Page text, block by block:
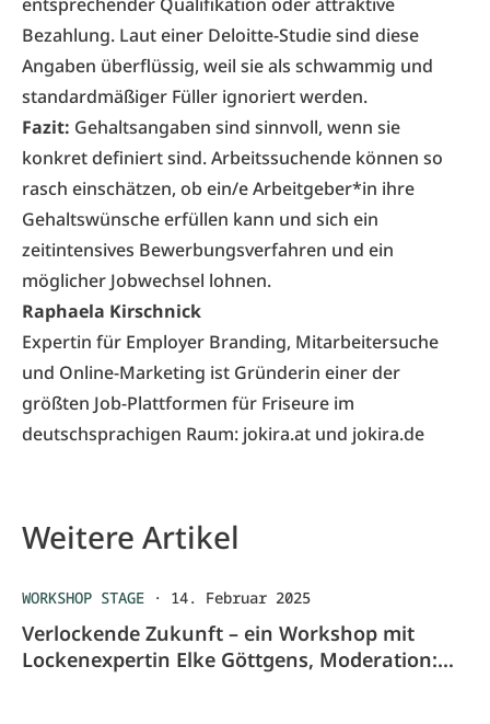
Bezahlung. Laut einer Deloitte-Studie sind diese
Angaben überflüssig, weil sie als schwammig und
standardmäßiger Füller ignoriert werden.
Fazit: Gehaltsangaben sind sinnvoll, wenn sie
konkret definiert sind. Arbeitssuchende können so
rasch einschätzen, ob ein/e Arbeitgeber*in ihre
Gehaltswünsche erfüllen kann und sich ein
zeitintensives Bewerbungsverfahren und ein
möglicher Jobwechsel lohnen.
Raphaela Kirschnick
Expertin für Employer Branding, Mitarbeitersuche
und Online-Marketing ist Gründerin einer der
größten Job-Plattformen für Friseure im
deutschsprachigen Raum: jokira.at und jokira.de
Weitere Artikel
WORKSHOP STAGE · 14. Februar 2025
Verlockende Zukunft – ein Workshop mit
Lockenexpertin Elke Göttgens, Moderation: